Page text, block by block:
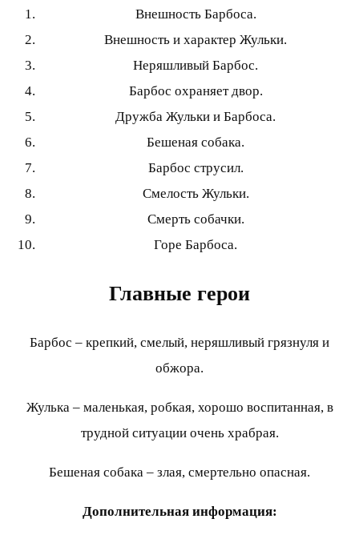
Внешность Барбоса.
Внешность и характер Жульки.
Неряшливый Барбос.
Барбос охраняет двор.
Дружба Жульки и Барбоса.
Бешеная собака.
Барбос струсил.
Смелость Жульки.
Смерть собачки.
Горе Барбоса.
Главные герои
Барбос – крепкий, смелый, неряшливый грязнуля и
обжора.
Жулька – маленькая, робкая, хорошо воспитанная, в
трудной ситуации очень храбрая.
Бешеная собака – злая, смертельно опасная.
Дополнительная информация: